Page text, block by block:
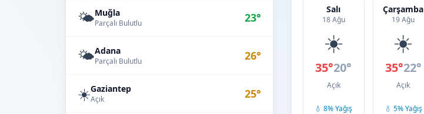
🌤️Muğla
Parçalı Bulutlu 23°
🌤️Adana
Parçalı Bulutlu 26°
☀️Gaziantep
Açık 25°
Salı
18 Ağu
☀️
35°20°
Açık
💧 8% Yağış
Çarşamba
19 Ağu
☀️
35°22°
Açık
💧 5% Yağış